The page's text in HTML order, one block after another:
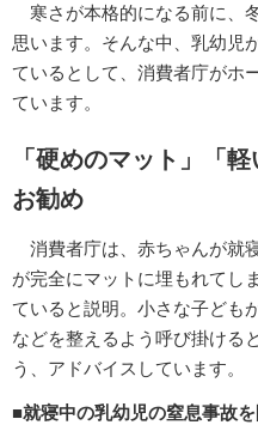
寒さが本格的になる前に、
思います。そんな中、乳幼児
ているとして、消費者庁がホ
ています。
「硬めのマット」「
お勧め
消費者庁は、赤ちゃんが就
が完全にマットに埋もれてし
ていると説明。小さな子ども
などを整えるよう呼び掛ける
う、アドバイスしています。
■就寝中の乳幼児の窒息事故